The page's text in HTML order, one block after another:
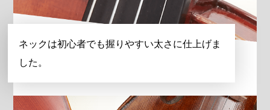
ネックは初心者でも握りやすい太さに仕上げま
した。